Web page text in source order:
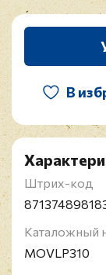
В
Штрих-код
Каталожный
MOVLP310